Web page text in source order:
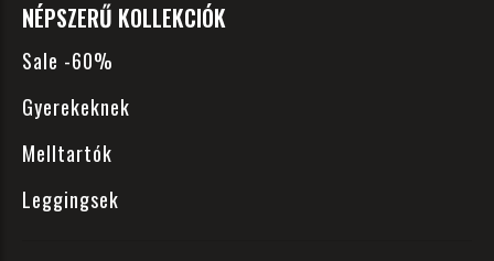
NÉPSZERŰ KOLLEKCIÓK
Sale -60%
Gyerekeknek
Melltartók
Leggingsek